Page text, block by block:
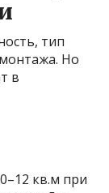
тип
Но
в
кв.м при